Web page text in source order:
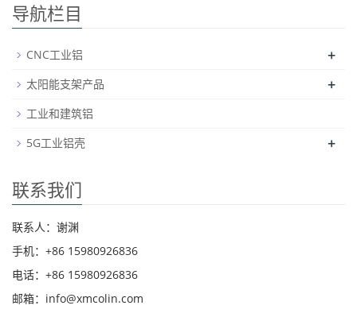
导航栏目
CNC工业铝 +
太阳能支架产品 +
工业和建筑铝
5G工业铝壳
+
联系我们
联系人：谢渊
手机：+86 15980926836
电话：+86 15980926836
邮箱：info@xmcolin.com